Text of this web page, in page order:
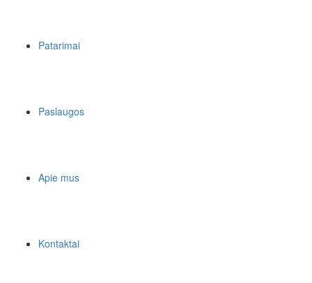
Patarimai
Paslaugos
Apie mus
Kontaktai